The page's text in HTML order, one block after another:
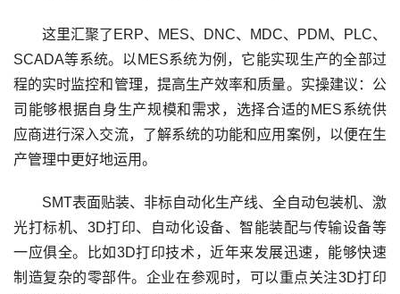
这里汇聚了ERP、MES、DNC、MDC、PDM、PLC、
SCADA等系统。以MES系统为例，它能实现生产的全部过
程的实时监控和管理，提高生产效率和质量。实操建议：公
司能够根据自身生产规模和需求，选择合适的MES系统供
应商进行深入交流，了解系统的功能和应用案例，以便在生
产管理中更好地运用。
SMT表面贴装、非标自动化生产线、全自动包装机、激
光打标机、3D打印、自动化设备、智能装配与传输设备等
一应俱全。比如3D打印技术，近年来发展迅速，能够快速
制造复杂的零部件。企业在参观时，可以重点关注3D打印